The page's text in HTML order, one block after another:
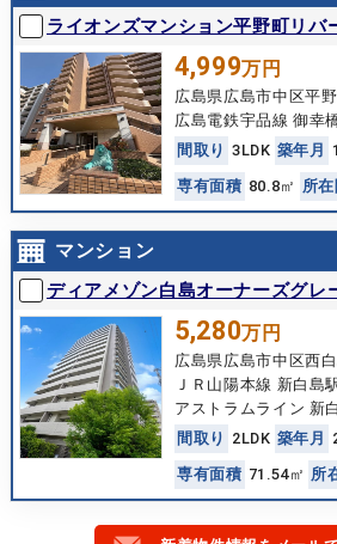
ライオンズマンション平野町リバ
4,999万円
広島県広島市中区平
広島電鉄宇品線 御幸
間 取 り 3LDK 築年 月
専有面積 80.8㎡ 所在
マンション
ディアメゾン白島オーナーズグレ
5,280万円
広島県広島市中区西
ＪＲ山陽本線 新白島
アストラムライン 新
間 取 り 2LDK 築年 月
専有面積 71.54㎡ 所